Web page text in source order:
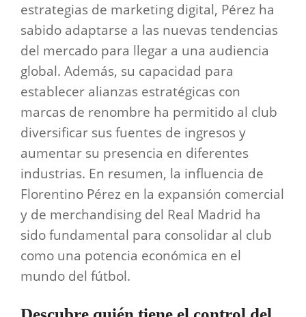
estrategias de marketing digital, Pérez ha
sabido adaptarse a las nuevas tendencias
del mercado para llegar a una audiencia
global. Además, su capacidad para
establecer alianzas estratégicas con
marcas de renombre ha permitido al club
diversificar sus fuentes de ingresos y
aumentar su presencia en diferentes
industrias. En resumen, la influencia de
Florentino Pérez en la expansión comercial
y de merchandising del Real Madrid ha
sido fundamental para consolidar al club
como una potencia económica en el
mundo del fútbol.